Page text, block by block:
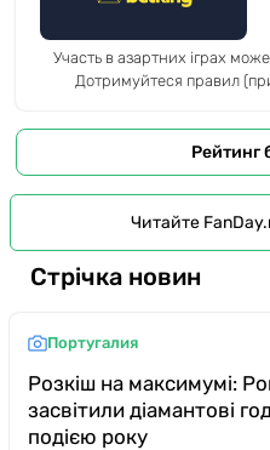
Участь в азартних іграх
Дотримуйтеся правил
Рейтинг
Читайте
Стрічка новин
Португалия
Розкіш на максимумі:
засвітили діамантові
подією року